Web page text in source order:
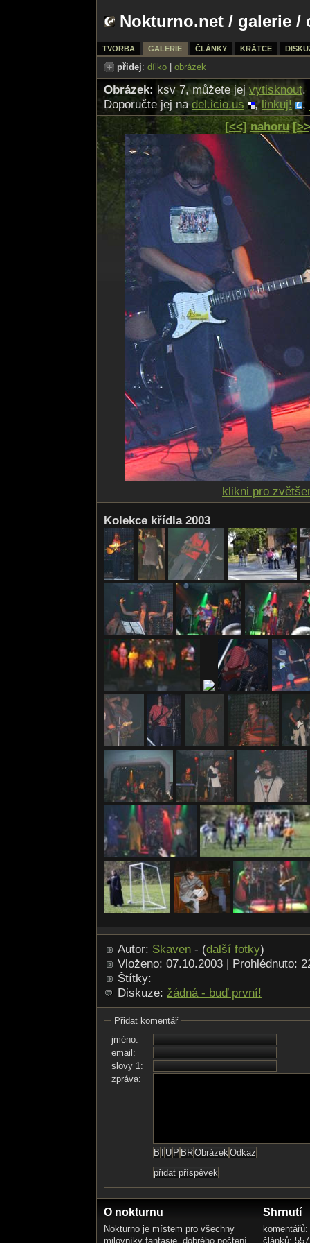
Nokturno.net / galerie /
TVORBA GALERIE ČLÁNKY KRÁTCE
přidej: dílko obrázek
Obrázek: ksv 7, můžete jej vytisknout.
Doporučte jej nadel.icio.us ,linkuj! ,
[<<] nahoru
klikni pro
Kolekce křídla 2003
Autor: Skaven - (další fotky)
Vloženo: 07.10.2003 | Prohlédnuto:
Štítky:
Diskuze: žádná - buď první!
Přidat komentář
jméno:
email:
slovy 1:
zpráva:
O nokturnu
Nokturno je místem pro všechny
milovníky fantasie, dobrého počtení
Shrnutí
článků: 557